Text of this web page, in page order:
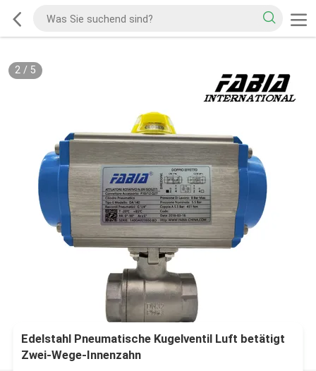
2/ 5
Edelstahl Pneumatische Kugelventil Luft betätigt
Zwei-Wege-Innenzahn